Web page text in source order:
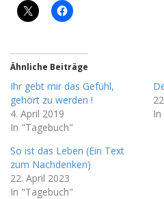
Ähnliche Beiträge
Ihr gebt mir das Gefühl,
gehört zu werden !
4. April 2019
In "Tagebuch"
So ist das Leben (Ein Text
zum Nachdenken)
22. April 2023
In "Tagebuch"